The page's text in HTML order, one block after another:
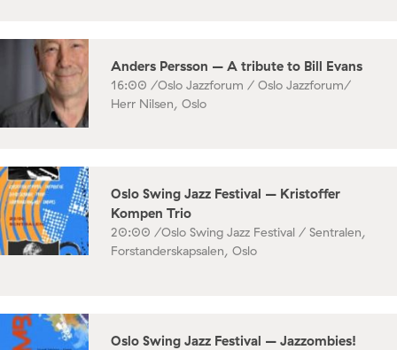
Anders Persson – A tribute to Bill Evans
16:00 /Oslo Jazzforum / Oslo Jazzforum/
Herr Nilsen, Oslo
Oslo Swing Jazz Festival – Kristoffer
Kompen Trio
20:00 /Oslo Swing Jazz Festival / Sentralen,
Forstanderskapsalen, Oslo
Oslo Swing Jazz Festival – Jazzombies!